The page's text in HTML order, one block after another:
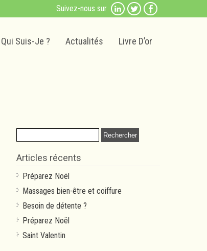
Suivez-nous sur
Qui Suis-Je ? Actualités Livre D’or
Rechercher :
Articles récents
Préparez Noël
Massages bien-être et coiffure
Besoin de détente ?
Préparez Noël
Saint Valentin